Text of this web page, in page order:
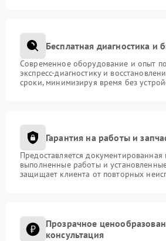
Бесплатная диагностика и
Современное оборудование и опыт
экспресс-диагностику и
сроки, минимизируя время без
Гарантия на работы и
Предоставляется документированная
выполненные работы и
защищает клиента от повторных
Прозрачное
консультация